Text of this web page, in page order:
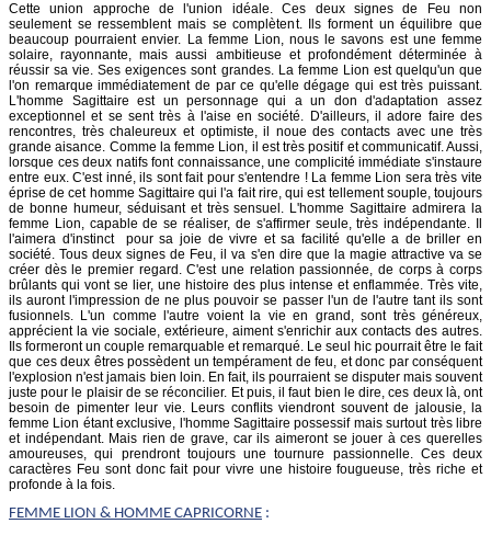
Cette union approche de l'union idéale. Ces deux signes de Feu non
seulement se ressemblent mais se complètent. Ils forment un équilibre que
beaucoup pourraient envier. La femme Lion, nous le savons est une femme
solaire, rayonnante, mais aussi ambitieuse et profondément déterminée à
réussir sa vie. Ses exigences sont grandes. La femme Lion est quelqu'un que
l'on remarque immédiatement de par ce qu'elle dégage qui est très puissant.
L'homme Sagittaire est un personnage qui a un don d'adaptation assez
exceptionnel et se sent très à l'aise en société. D'ailleurs, il adore faire des
rencontres, très chaleureux et optimiste, il noue des contacts avec une très
grande aisance. Comme la femme Lion, il est très positif et communicatif. Aussi,
lorsque ces deux natifs font connaissance, une complicité immédiate s'instaure
entre eux. C'est inné, ils sont fait pour s'entendre ! La femme Lion sera très vite
éprise de cet homme Sagittaire qui l'a fait rire, qui est tellement souple, toujours
de bonne humeur, séduisant et très sensuel. L'homme Sagittaire admirera la
femme Lion, capable de se réaliser, de s'affirmer seule, très indépendante. Il
l'aimera d'instinct pour sa joie de vivre et sa facilité qu'elle a de briller en
société. Tous deux signes de Feu, il va s'en dire que la magie attractive va se
créer dès le premier regard. C'est une relation passionnée, de corps à corps
brûlants qui vont se lier, une histoire des plus intense et enflammée. Très vite,
ils auront l'impression de ne plus pouvoir se passer l'un de l'autre tant ils sont
fusionnels. L'un comme l'autre voient la vie en grand, sont très généreux,
apprécient la vie sociale, extérieure, aiment s'enrichir aux contacts des autres.
Ils formeront un couple remarquable et remarqué. Le seul hic pourrait être le fait
que ces deux êtres possèdent un tempérament de feu, et donc par conséquent
l'explosion n'est jamais bien loin. En fait, ils pourraient se disputer mais souvent
juste pour le plaisir de se réconcilier. Et puis, il faut bien le dire, ces deux là, ont
besoin de pimenter leur vie. Leurs conflits viendront souvent de jalousie, la
femme Lion étant exclusive, l'homme Sagittaire possessif mais surtout très libre
et indépendant. Mais rien de grave, car ils aimeront se jouer à ces querelles
amoureuses, qui prendront toujours une tournure passionnelle. Ces deux
caractères Feu sont donc fait pour vivre une histoire fougueuse, très riche et
profonde à la fois.
FEMME LION & HOMME CAPRICORNE :